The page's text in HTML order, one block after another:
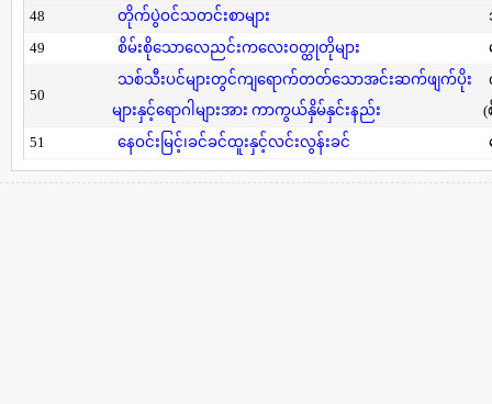
48 တိုက်ပွဲဝင်သတင်းစာများ
49
စိမ်းစိုသောလေညင်းကလေးဝတ္ထုတိုများ
50
သစ်သီးပင်များတွင်ကျရောက်တတ်သောအင်းဆက်ဖျက်ပိုး
များနှင့်ရောဂါများအား ကာကွယ်နှိမ်နှင်းနည်း
(
51
နေဝင်းမြင့်၊ခင်ခင်ထူးနှင့်လင်းလွန်းခင်